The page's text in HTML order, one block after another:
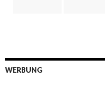
WERBUNG